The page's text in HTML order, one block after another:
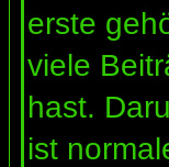
erste
viele
hast.
ist